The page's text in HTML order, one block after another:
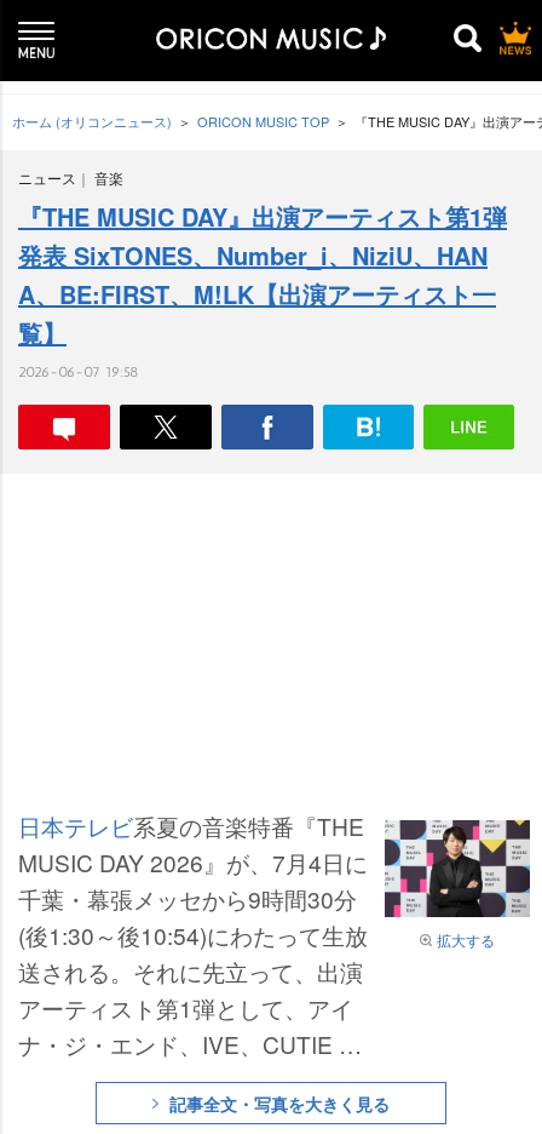
ホーム (オリコンニュース) ORICON MUSIC TOP 『THE MUSIC DAY』出演ア
ニュース 音楽
『THE MUSIC DAY』出演アーティスト第1弾
発表 SixTONES、Number_i、NiziU、HAN
A、BE:FIRST、M!LK【出演アーティスト一
覧】
2026-06-07 19:58
拡大する
日本テレビ系夏の音楽特番『THE
MUSIC DAY 2026』が、7月4日に
千葉・幕張メッセから9時間30分
(後1:30～後10:54)にわたって生放
送される。それに先立って、出演
アーティスト第1弾として、アイ
ナ・ジ・エンド、IVE、CUTIE ST
REET、SUPER BEAVER、SixTO
NES、中島健人、なにわ男子、Nu
記事全文・写真を大きく見る